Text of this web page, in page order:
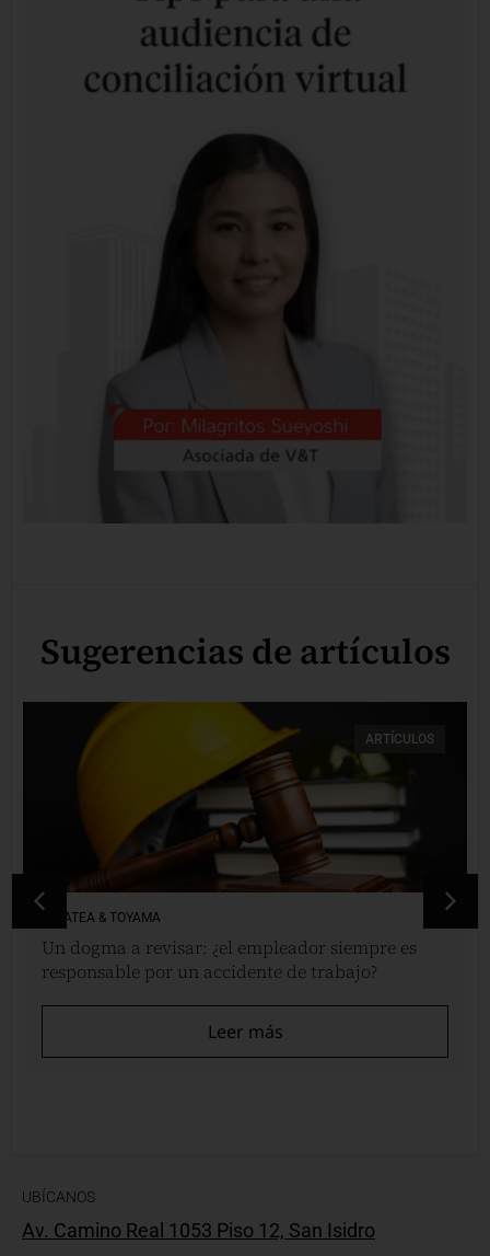
Sugerencias de artículos
ARTÍCULOS
VINATEA & TOYAMA
Un dogma a revisar: ¿el empleador siempre es
responsable por un accidente de trabajo?
Leer más
UBÍCANOS
Av. Camino Real 1053 Piso 12, San Isidro